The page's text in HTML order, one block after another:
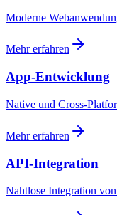
Moderne
Mehr erfahren
App-Entwicklung
Native und Cross-
Mehr erfahren
API-Integration
Nahtlose Integration